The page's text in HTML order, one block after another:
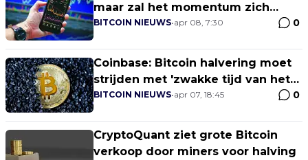
maar zal het momentum zich
voortzetten?
BITCOIN NIEUWS•apr 08, 7:30 0
Coinbase: Bitcoin halvering moet
strijden met 'zwakke tijd van het
jaar'
BITCOIN NIEUWS•apr 07, 18:45 0
CryptoQuant ziet grote Bitcoin
verkoop door miners voor halving